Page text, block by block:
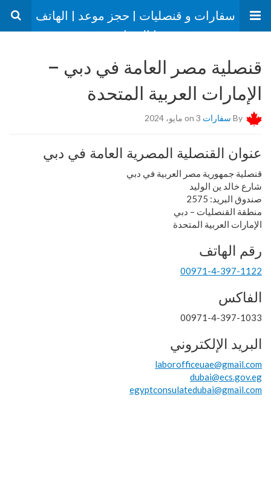
سفارات و قنصليات | حجز موعد | الهاتف
| العنوان
قنصلية مصر العامة في دبي –
الإمارات العربية المتحدة
By سفارات
عنوان القنصلية المصرية العامة في دبي
قنصلية جمهورية مصر العربية في دبي
شارع خالد ين الوليد
صندوق البريد: 2575
منطقة القنصليات – دبي
الإمارات العربية المتحدة
رقم الهاتف
00971-4-397-1122
الفاكس
00971-4-397-1033
البريد الإلكتروني
laborofficeuae@gmail.com
dubai@ecs.gov.eg
egyptconsulatedubai@gmail.com